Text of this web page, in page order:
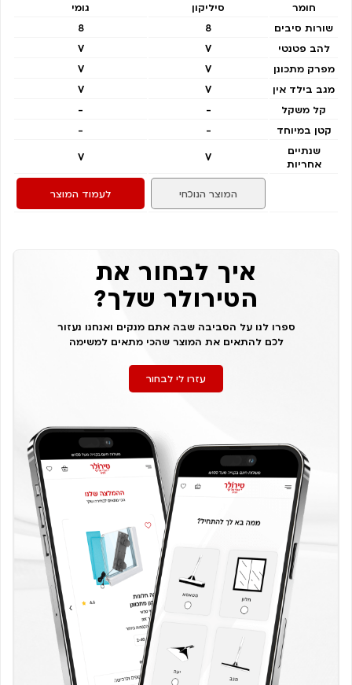
חומר
סיליקון
גומי
שורות סיבים
8
8
להב פטנטי
V
V
מפרק מתכונן
V
V
מגב בילד אין
V
V
קל משקל
-
-
קטן במיוחד
-
-
שנתיים
אחריות
V
V
המוצר הנוכחי לעמוד המוצר
איך לבחור את
הטירולר שלך?
ספרו לנו על הסביבה שבה אתם מנקים ואנחנו נעזור
לכם להתאים את המוצר שהכי מתאים למשימה
עזרו לי לבחור